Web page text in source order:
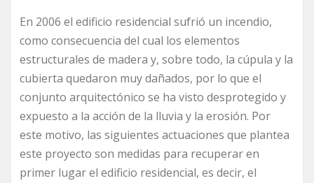
En 2006 el edificio residencial sufrió un incendio,
como consecuencia del cual los elementos
estructurales de madera y, sobre todo, la cúpula y la
cubierta quedaron muy dañados, por lo que el
conjunto arquitectónico se ha visto desprotegido y
expuesto a la acción de la lluvia y la erosión. Por
este motivo, las siguientes actuaciones que plantea
este proyecto son medidas para recuperar en
primer lugar el edificio residencial, es decir, el